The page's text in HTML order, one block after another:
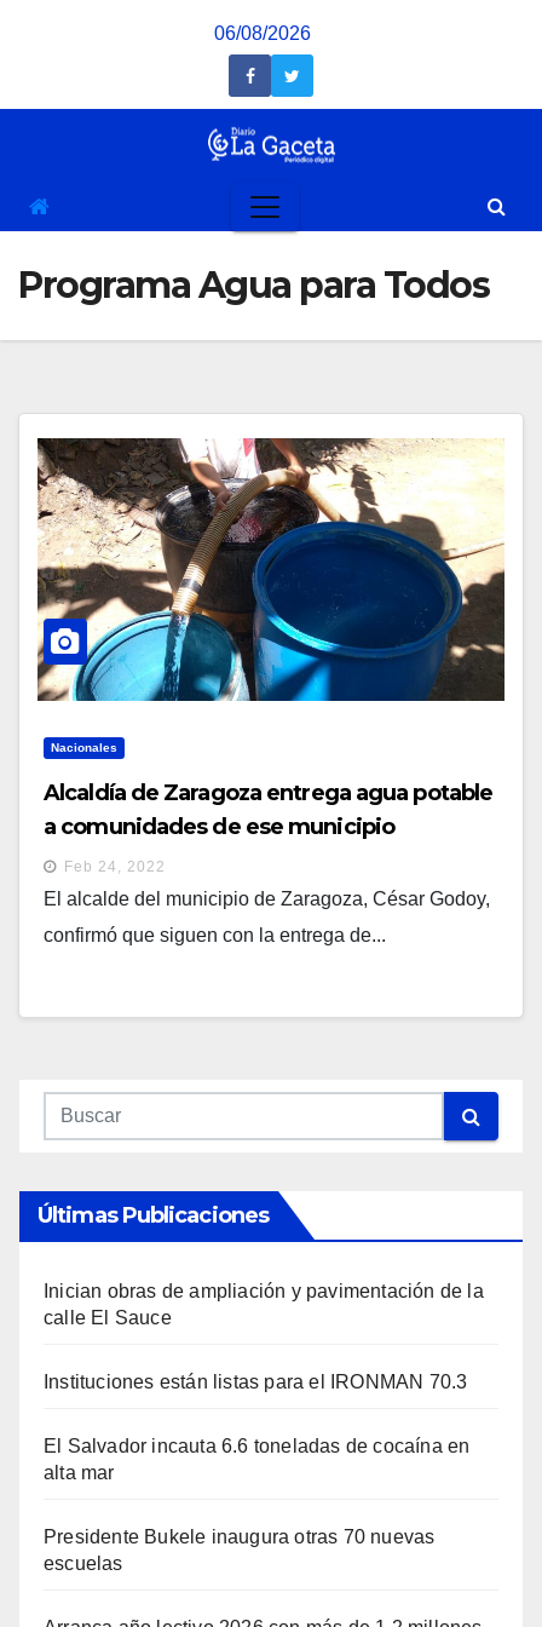
06/08/2026
Programa Agua para Todos
Nacionales
Alcaldía de Zaragoza entrega agua potable
a comunidades de ese municipio
Feb 24, 2022
El alcalde del municipio de Zaragoza, César Godoy,
confirmó que siguen con la entrega de...
Últimas Publicaciones
Inician obras de ampliación y pavimentación de la
calle El Sauce
Instituciones están listas para el IRONMAN 70.3
El Salvador incauta 6.6 toneladas de cocaína en
alta mar
Presidente Bukele inaugura otras 70 nuevas
escuelas